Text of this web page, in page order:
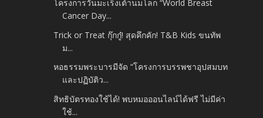
โครงการวันมะเร็งเต้านมโลก “World Breast
Cancer Day...
Trick or Treat กุ๊กกู๋! สุดคึกคัก! T&B Kids ขนทัพ
ม...
หอธรรมพระบารมีจัด “โครงการบรรพชาอุปสมบท
และปฏิบัติว...
สิทธิบัตรทองใช้ได้! พบหมอออนไลน์ได้ฟรี ไม่มีค่า
ใช้...